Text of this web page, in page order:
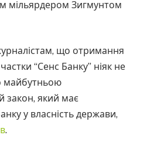
мільярдером Зигмунтом
що отримання
“Сенс Банку” ніяк не
майбутньою
закон, який має
у власність держави,
.